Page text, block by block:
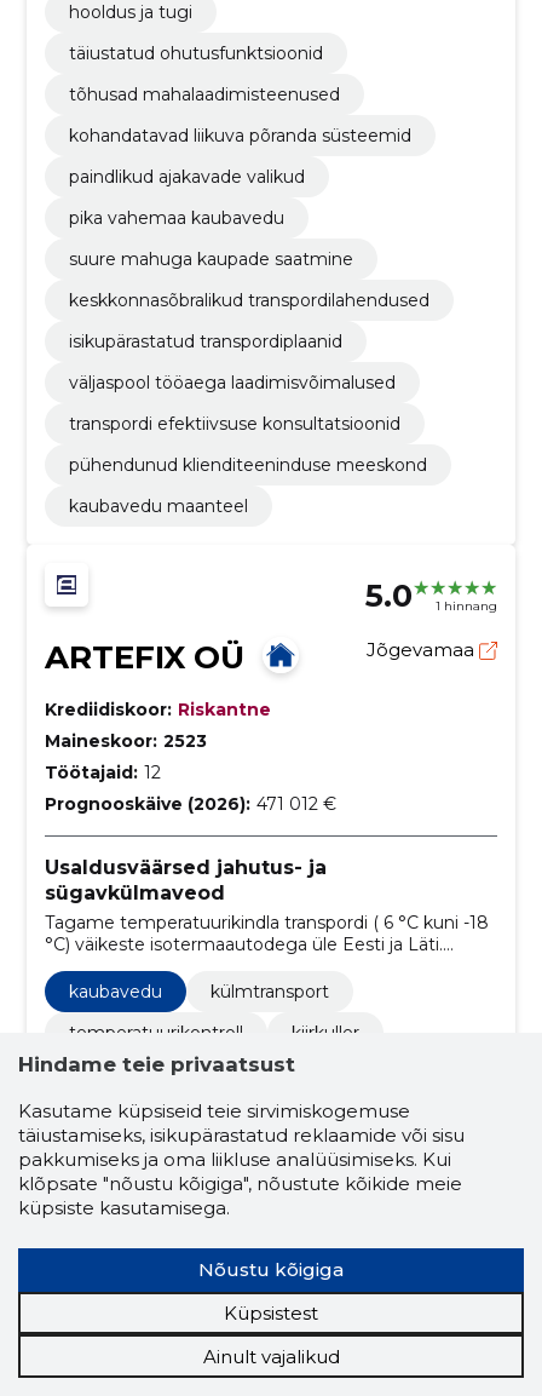
hooldus ja tugi
täiustatud ohutusfunktsioonid
tõhusad mahalaadimisteenused
kohandatavad liikuva põranda süsteemid
paindlikud ajakavade valikud
pika vahemaa kaubavedu
suure mahuga kaupade saatmine
keskkonnasõbralikud transpordilahendused
isikupärastatud transpordiplaanid
väljaspool tööaega laadimisvõimalused
transpordi efektiivsuse konsultatsioonid
pühendunud klienditeeninduse meeskond
kaubavedu maanteel
5.0 1 hinnang
ARTEFIX OÜ Jõgevamaa
Krediidiskoor: Riskantne
Maineskoor: 2523
Töötajaid: 12
Prognooskäive (2026): 471 012 €
Usaldusväärsed jahutus- ja
sügavkülmaveod
Tagame temperatuurikindla transpordi ( 6 °C kuni -18
°C) väikeste isotermaautodega üle Eesti ja Läti.
Veterinaar- ja Toiduameti registreeritud sõidukid ning
kiirkullerteenus tagavad kiire ja nõuetekohase tarne.
kaubavedu
külmtransport
temperatuurikontroll
kiirkuller
isotermiline
toiduvedu
toidukäitlemine
jaotustransport
regionaaltransport
kiirvedu
hädatransport
kohaletoimetus
5.0 1 hinnang
Harjumaa
Hindame teie privaatsust
Kasutame küpsiseid teie sirvimiskogemuse
täiustamiseks, isikupärastatud reklaamide või sisu
pakkumiseks ja oma liikluse analüüsimiseks. Kui
klõpsate "nõustu kõigiga", nõustute kõikide meie
küpsiste kasutamisega.
Nõustu kõigiga
Küpsistest
Ainult vajalikud